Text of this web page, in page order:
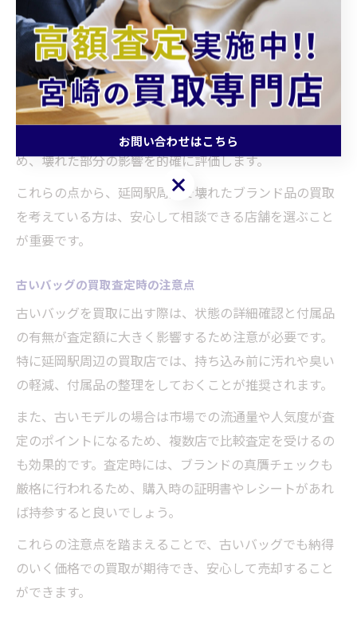
す。延岡駅周辺の専門店では、査定料やキャンセル料が
かからず、目の前で丁寧に説明しながら査定してくれま
す。
また、予約不要で気軽に来店できるため、初めての方や
急ぎの方でも利用しやすい環境が整っています。専門知
識を持つスタッフが、ブランド品の価値を正確に見極
め、壊れた部分の影響を的確に評価します。
これらの点から、延岡駅周辺で壊れたブランド品の買取
を考えている方は、安心して相談できる店舗を選ぶこと
が重要です。
古いバッグの買取査定時の注意点
古いバッグを買取に出す際は、状態の詳細確認と付属品
の有無が査定額に大きく影響するため注意が必要です。
特に延岡駅周辺の買取店では、持ち込み前に汚れや臭い
の軽減、付属品の整理をしておくことが推奨されます。
また、古いモデルの場合は市場での流通量や人気度が査
定のポイントになるため、複数店で比較査定を受けるの
も効果的です。査定時には、ブランドの真贋チェックも
厳格に行われるため、購入時の証明書やレシートがあれ
ば持参すると良いでしょう。
これらの注意点を踏まえることで、古いバッグでも納得
のいく価格での買取が期待でき、安心して売却すること
ができます。
お問い合わせはこちら
お問い合わせはこちら